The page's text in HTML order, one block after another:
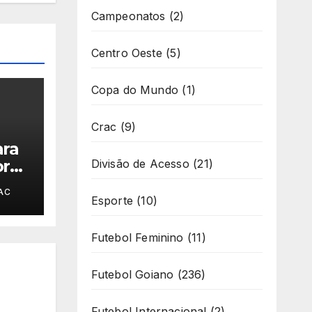
Campeonatos (2)
Centro Oeste (5)
Copa do Mundo (1)
Crac (9)
Divisão de Acesso (21)
Esporte (10)
Futebol Feminino (11)
Futebol Goiano (236)